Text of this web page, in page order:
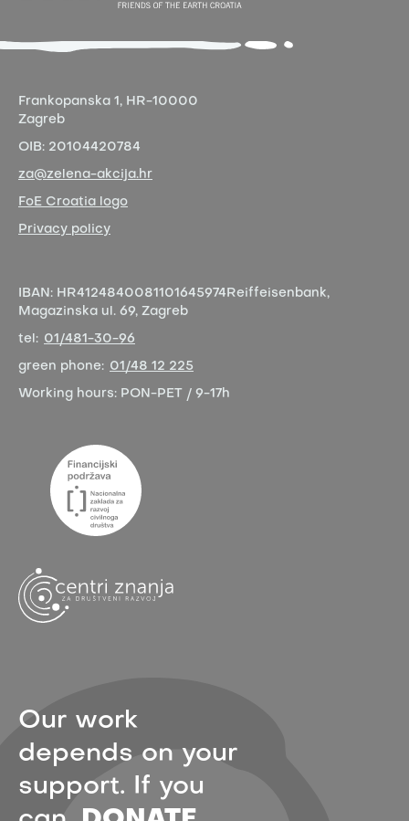
Frankopanska 1, HR-10000
Zagreb
OIB: 20104420784
za@zelena-akcija.hr
FoE Croatia logo
Privacy policy
IBAN: HR4124840081101645974 Reiffeisenbank,
Magazinska ul. 69, Zagreb
tel: 01/481-30-96
green phone: 01/48 12 225
Working hours: PON-PET / 9-17h
Our work
depends on your
support. If you